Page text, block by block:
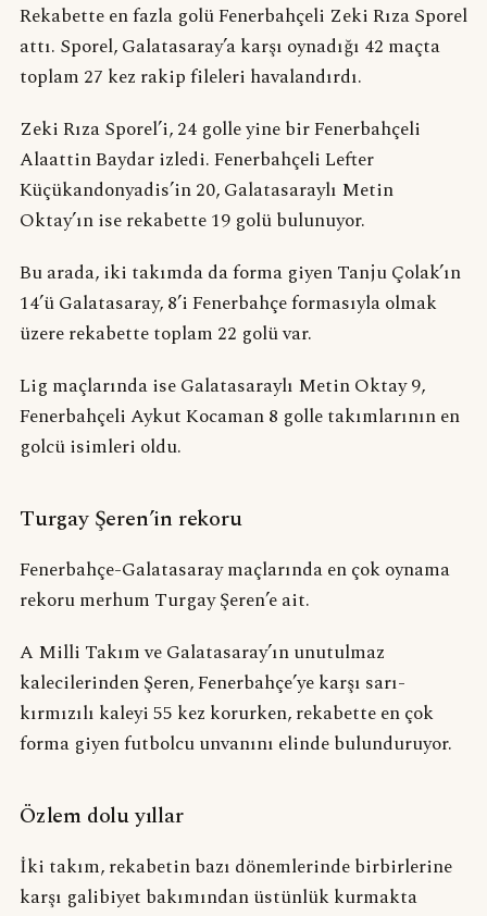
Rekabette en fazla golü Fenerbahçeli Zeki Rıza Sporel
attı. Sporel, Galatasaray’a karşı oynadığı 42 maçta
toplam 27 kez rakip fileleri havalandırdı.
Zeki Rıza Sporel’i, 24 golle yine bir Fenerbahçeli
Alaattin Baydar izledi. Fenerbahçeli Lefter
Küçükandonyadis’in 20, Galatasaraylı Metin
Oktay’ın ise rekabette 19 golü bulunuyor.
Bu arada, iki takımda da forma giyen Tanju Çolak’ın
14’ü Galatasaray, 8’i Fenerbahçe formasıyla olmak
üzere rekabette toplam 22 golü var.
Lig maçlarında ise Galatasaraylı Metin Oktay 9,
Fenerbahçeli Aykut Kocaman 8 golle takımlarının en
golcü isimleri oldu.
Turgay Şeren’in rekoru
Fenerbahçe-Galatasaray maçlarında en çok oynama
rekoru merhum Turgay Şeren’e ait.
A Milli Takım ve Galatasaray’ın unutulmaz
kalecilerinden Şeren, Fenerbahçe’ye karşı sarı-
kırmızılı kaleyi 55 kez korurken, rekabette en çok
forma giyen futbolcu unvanını elinde bulunduruyor.
Özlem dolu yıllar
İki takım, rekabetin bazı dönemlerinde birbirlerine
karşı galibiyet bakımından üstünlük kurmakta